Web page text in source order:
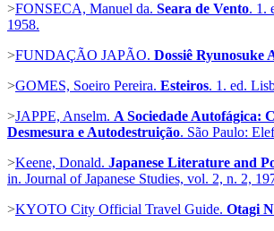
>FONSECA, Manuel da. Seara de Vento. 1.
1958.
>FUNDAÇÃO JAPÃO. Dossiê Ryunosuke
>GOMES, Soeiro Pereira. Esteiros. 1. ed.
>JAPPE, Anselm. A Sociedade Autofágica:
Desmesura e Autodestruição. São Paulo:
>Keene, Donald. Japanese Literature and
in. Journal of Japanese Studies, vol. 2, n. 2,
>KYOTO City Official Travel Guide. Otagi